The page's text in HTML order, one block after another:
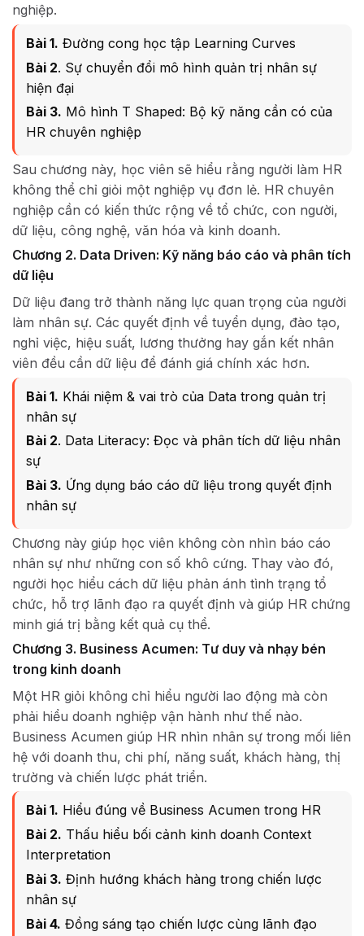
nghiệp.
Bài 1. Đường cong học tập Learning Curves
Bài 2. Sự chuyển đổi mô hình quản trị nhân sự
hiện đại
Bài 3. Mô hình T Shaped: Bộ kỹ năng cần có của
HR chuyên nghiệp
Sau chương này, học viên sẽ hiểu rằng người làm HR
không thể chỉ giỏi một nghiệp vụ đơn lẻ. HR chuyên
nghiệp cần có kiến thức rộng về tổ chức, con người,
dữ liệu, công nghệ, văn hóa và kinh doanh.
Chương 2. Data Driven: Kỹ năng báo cáo và phân tích
dữ liệu
Dữ liệu đang trở thành năng lực quan trọng của người
làm nhân sự. Các quyết định về tuyển dụng, đào tạo,
nghỉ việc, hiệu suất, lương thưởng hay gắn kết nhân
viên đều cần dữ liệu để đánh giá chính xác hơn.
Bài 1. Khái niệm & vai trò của Data trong quản trị
nhân sự
Bài 2. Data Literacy: Đọc và phân tích dữ liệu nhân
sự
Bài 3. Ứng dụng báo cáo dữ liệu trong quyết định
nhân sự
Chương này giúp học viên không còn nhìn báo cáo
nhân sự như những con số khô cứng. Thay vào đó,
người học hiểu cách dữ liệu phản ánh tình trạng tổ
chức, hỗ trợ lãnh đạo ra quyết định và giúp HR chứng
minh giá trị bằng kết quả cụ thể.
Chương 3. Business Acumen: Tư duy và nhạy bén
trong kinh doanh
Một HR giỏi không chỉ hiểu người lao động mà còn
phải hiểu doanh nghiệp vận hành như thế nào.
Business Acumen giúp HR nhìn nhân sự trong mối liên
hệ với doanh thu, chi phí, năng suất, khách hàng, thị
trường và chiến lược phát triển.
Bài 1. Hiểu đúng về Business Acumen trong HR
Bài 2. Thấu hiểu bối cảnh kinh doanh Context
Interpretation
Bài 3. Định hướng khách hàng trong chiến lược
nhân sự
Bài 4. Đồng sáng tạo chiến lược cùng lãnh đạo